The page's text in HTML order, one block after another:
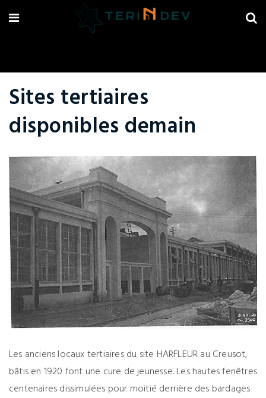
Sites tertiaires
disponibles demain
Les anciens locaux tertiaires du site HARFLEUR au Creusot,
bâtis en 1920 font une cure de jeunesse. Les hautes fenêtres
centenaires dissimulées pour moitié derrière des bardages